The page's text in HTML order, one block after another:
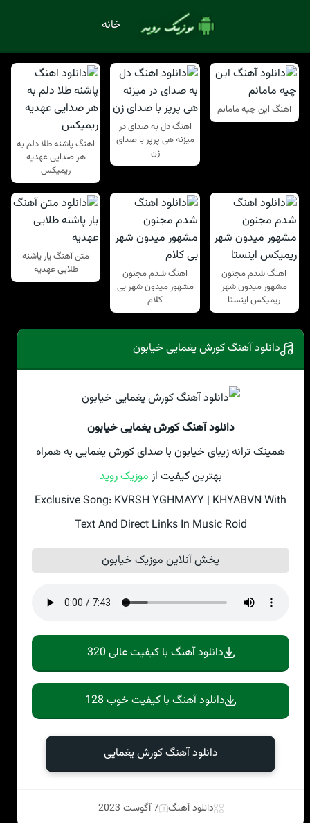
خانه
آهنگ این چیه مامانم
اهنگ دل به صدای در
میزنه هی پرپر با صدای
زن
اهنگ پاشنه طلا دلم به
هر صدایی عهدیه
ریمیکس
اهنگ شدم مجنون
مشهور میدون شهر
ریمیکس اینستا
اهنگ شدم مجنون
مشهور میدون شهر بی
کلام
متن آهنگ یار پاشنه
طلایی عهدیه
دانلود آهنگ کورش یغمایی خیابون
دانلود آهنگ کورش یغمایی خیابون
همینک ترانه زیبای خیابون با صدای کورش یغمایی به همراه
بهترین کیفیت از موزیک روید
Exclusive Song: KVRSH YGHMAYY | KHYABVN With
Text And Direct Links In Music Roid
پخش آنلاین موزیک خیابون
دانلود آهنگ با کیفیت عالی 320
دانلود آهنگ با کیفیت خوب 128
دانلود آهنگ کورش یغمایی
دانلود آهنگ 7 آگوست 2023